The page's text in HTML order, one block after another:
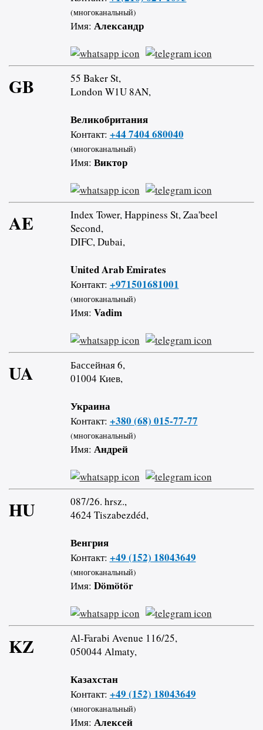
(многоканальный)
Имя: Александр
GB
55 Baker St,
London W1U 8AN,
Великобритания
Контакт: +44 7404 680040
(многоканальный)
Имя: Виктор
AE
Index Tower, Happiness St, Zaa'beel
Second,
DIFC, Dubai,
United Arab Emirates
Контакт: +971501681001
(многоканальный)
Имя: Vadim
UA
Бассейная 6,
01004 Киев,
Украина
Контакт: +380 (68) 015-77-77
(многоканальный)
Имя: Андрей
HU
087/26. hrsz.,
4624 Tiszabezdéd,
Венгрия
Контакт: +49 (152) 18043649
(многоканальный)
Имя: Dömötör
KZ
Al-Farabi Avenue 116/25,
050044 Almaty,
Казахстан
Контакт: +49 (152) 18043649
(многоканальный)
Имя: Алексей